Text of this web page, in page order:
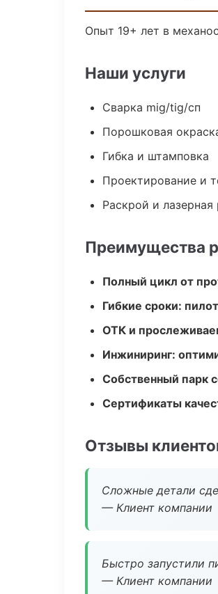
Опыт 19+ лет в
Наши услуги
Сварка mig/tig/сп
Порошковая
Гибка и штамповка
Проектирование и
Раскрой и лазерная
Преимущества
Полный цикл от
Гибкие сроки:
ОТК и
Инжиниринг:
Собственный парк
Сертификаты
Отзывы
Сложные детали
— Клиент компании
Быстро запустили
— Клиент компании